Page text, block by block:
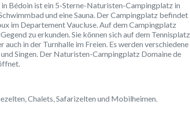
Bédoin ist ein 5-Sterne-Naturisten-Campingplatz in
und eine Sauna. Der Campingplatz befindet
im Departement Vaucluse. Auf dem Campingplatz
zu erkunden. Sie können sich auf dem Tennisplatz
in der Turnhalle im Freien. Es werden verschiedene
Singen. Der Naturisten-Campingplatz Domaine de
Chalets, Safarizelten und Mobilheimen.